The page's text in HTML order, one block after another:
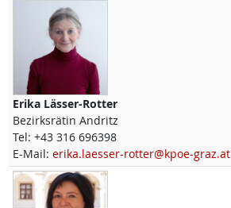
Erika Lässer-Rotter
Bezirksrätin Andritz
Tel: +43 316 696398
E-Mail: erika.laesser-rotter@kpoe-graz.at